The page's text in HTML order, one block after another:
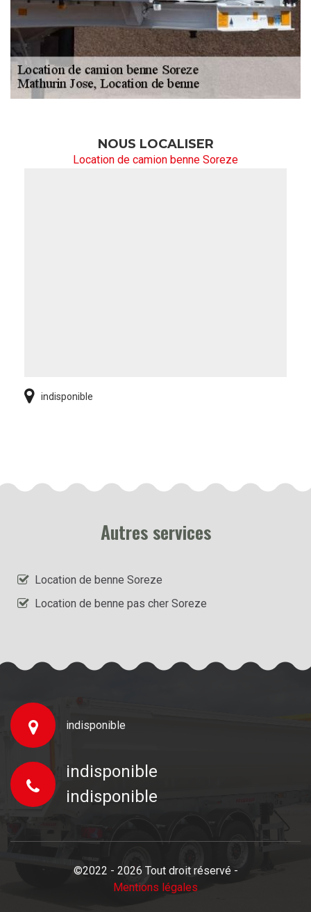
NOUS LOCALISER
Location de camion benne Soreze
indisponible
Autres services
Location de benne Soreze
Location de benne pas cher Soreze
indisponible
indisponible
indisponible
©2022 - 2026 Tout droit réservé -
Mentions légales